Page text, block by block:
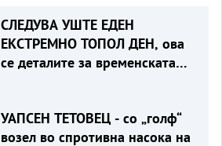
СЛЕДУВА УШТЕ ЕДЕН
ЕКСТРЕМНО ТОПОЛ ДЕН, ова
се деталите за временската
УАПСЕН ТЕТОВЕЦ - со „голф“
возел во спротивна насока на